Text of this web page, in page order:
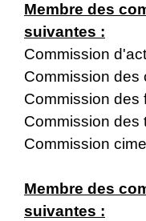
Membre des
suivantes :
Commission
Commission des
Commission des
Commission des
Commission
Membre des
suivantes :